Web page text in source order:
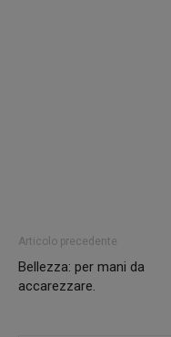
Articolo precedente
Bellezza: per mani da
accarezzare.